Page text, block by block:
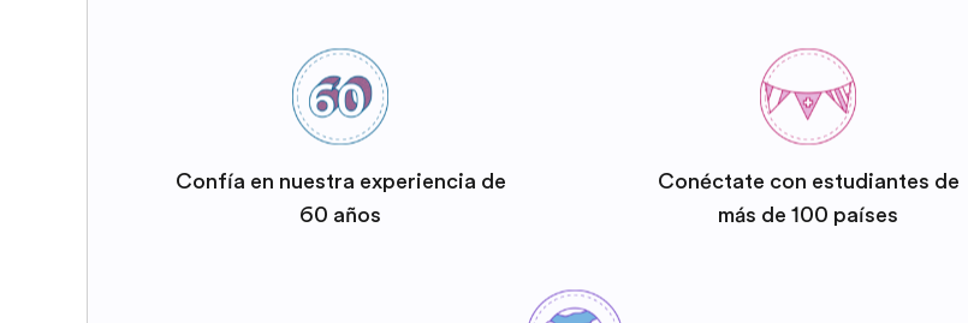
Confía en nuestra experiencia de
60 años
Conéctate con estudiantes de
más de 100 países